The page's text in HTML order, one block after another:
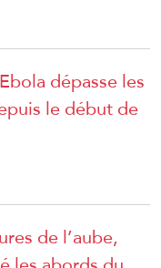
dépasse les
le début de
de l’aube,